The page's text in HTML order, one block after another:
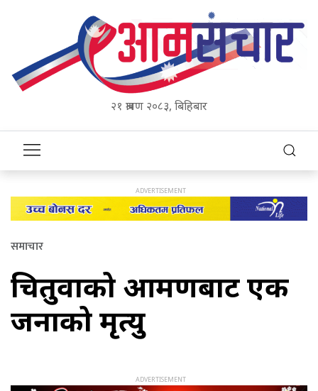
२१ श्रावण २०८३, बिहिबार
समाचार
चितुवाको आक्रमणबाट एक
जनाको मृत्यु